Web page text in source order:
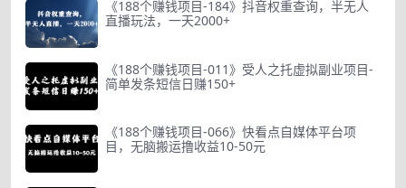
《188个赚钱项目-184》抖音权重查询，半无人
直播玩法，一天2000+
《188个赚钱项目-011》受人之托虚拟副业项目-
简单发条短信日赚150+
《188个赚钱项目-066》快看点自媒体平台项
目，无脑搬运撸收益10-50元